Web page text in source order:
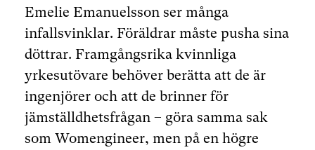
Emelie Emanuelsson ser många
infallsvinklar. Föräldrar måste pusha sina
döttrar. Framgångsrika kvinnliga
yrkesutövare behöver berätta att de är
ingenjörer och att de brinner för
jämställdhetsfrågan – göra samma sak
som Womengineer, men på en högre